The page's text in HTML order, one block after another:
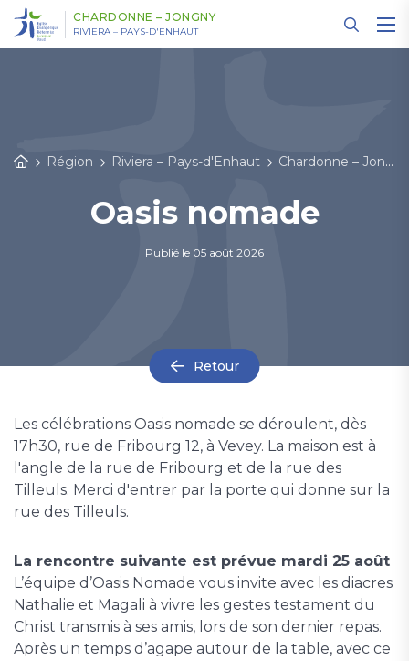
CHARDONNE – JONGNY
RIVIERA – PAYS-D'ENHAUT
Région Riviera – Pays-d'Enhaut Chardonne – Jongny
Oasis nomade
Publié le 05 août 2026
Retour
Les célébrations Oasis nomade se déroulent, dès
17h30, rue de Fribourg 12, à Vevey. La maison est à
l'angle de la rue de Fribourg et de la rue des
Tilleuls. Merci d'entrer par la porte qui donne sur la
rue des Tilleuls.
La rencontre suivante est prévue mardi 25 août
L’équipe d’Oasis Nomade vous invite avec les diacres
Nathalie et Magali à vivre les gestes testament du
Christ transmis à ses amis, lors de son dernier repas.
Après un temps d’agape autour de la table, avec ce
Panneau de gestion des cookies